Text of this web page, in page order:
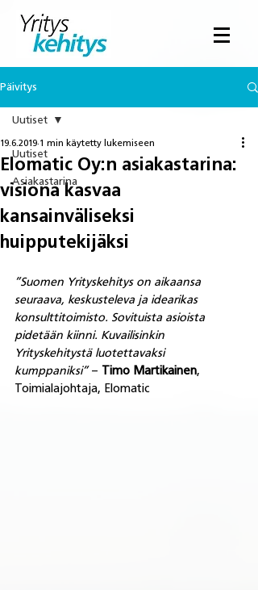
Päivitys
Uutiset
Asiakastarina
Uutiset
Elomatic Oy:n asiakastarina:
visiona kasvaa
kansainväliseksi
huipputekijäksi
19.6.2019 1 min käytetty lukemiseen
”Suomen Yrityskehitys on aikaansa
seuraava, keskusteleva ja idearikas
konsulttitoimisto. Sovituista asioista
pidetään kiinni. Kuvailisinkin
Yrityskehitystä luotettavaksi
kumppaniksi” – Timo Martikainen,
Toimialajohtaja, Elomatic